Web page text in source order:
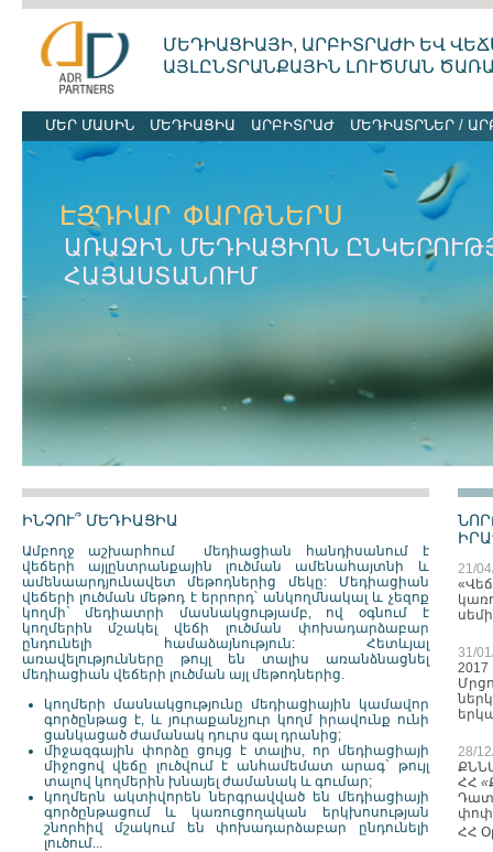
ՄԵԴԻԱՑԻԱՅԻ, ԱՐԲԻՏՐԱԺԻ ԵՎ
ԱՅԼԸՆՏՐԱՆՔԱՅԻՆ ԼՈՒԾՄԱՆ
ՄԵՐ ՄԱՍԻՆ ՄԵԴԻԱՑԻԱ ԱՐԲԻՏՐԱԺ ՄԵԴԻԱՏՐՆԵՐ /
ԷՅԴԻԱՐ ՓԱՐԹՆԵՐՍ
ԱՌԱՋԻՆ ՄԵԴԻԱՑԻՈՆ
ՀԱՅԱՍՏԱՆՈՒՄ
ԻՆՉՈՒ՞ ՄԵԴԻԱՑԻԱ
Ամբողջ աշխարհում մեդիացիան հանդիսանում է
վեճերի այլընտրանքային լուծման ամենահայտնի և
ամենաարդյունավետ մեթոդներից մեկը: Մեդիացիան
վեճերի լուծման մեթոդ է երրորդ՝ անկողմնակալ և չեզոք
կողմի` մեդիատրի մասնակցությամբ, ով օգնում է
կողմերին մշակել վեճի լուծման փոխադարձաբար
ընդունելի համաձայնություն: Հետևյալ
առավելությունները թույլ են տալիս առանձնացնել
մեդիացիան վեճերի լուծման այլ մեթոդներից.
կողմերի մասնակցությունը մեդիացիային կամավոր
գործընթաց է, և յուրաքանչյուր կողմ իրավունք ունի
ցանկացած ժամանակ դուրս գալ դրանից;
միջազգային փորձը ցույց է տալիս, որ մեդիացիայի
միջոցով վեճը լուծվում է անհամեմատ արագ` թույլ
տալով կողմերին խնայել ժամանակ և գումար;
կողմերն ակտիվորեն ներգրավված են մեդիացիայի
գործընթացում և կառուցողական երկխոսության
շնորհիվ մշակում են փոխադարձաբար ընդունելի
լուծում...
21/
31/
28/
ՀՀ «
ՀՀ